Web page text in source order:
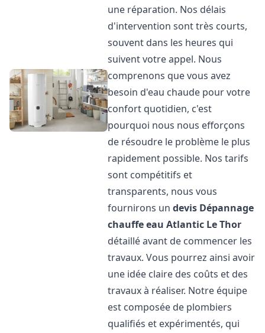
une réparation. Nos délais
d'intervention sont très courts,
souvent dans les heures qui
suivent votre appel. Nous
comprenons que vous avez
besoin d'eau chaude pour votre
confort quotidien, c'est
pourquoi nous nous efforçons
de résoudre le problème le plus
rapidement possible. Nos tarifs
sont compétitifs et
transparents, nous vous
fournirons undevis Dépannage
chauffe eau Atlantic Le Thor
détaillé avant de commencer les
travaux. Vous pourrez ainsi avoir
une idée claire des coûts et des
travaux à réaliser. Notre équipe
est composée de plombiers
qualifiés et expérimentés, qui